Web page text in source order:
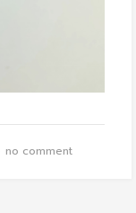
no comment